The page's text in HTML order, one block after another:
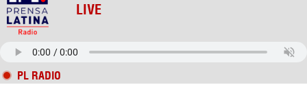
LIVE
PL RADIO